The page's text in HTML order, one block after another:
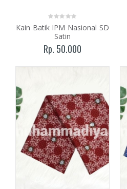
Kain Batik IPM Nasional SD
Satin
Rp. 50.000